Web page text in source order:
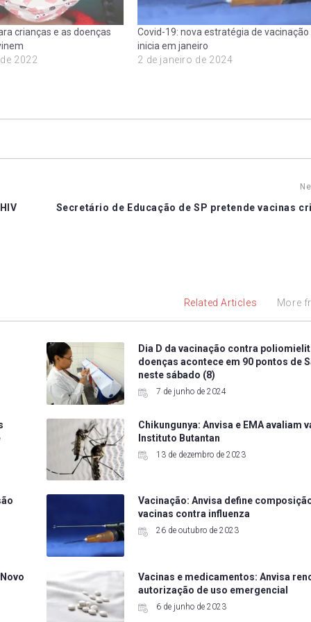
crianças e as doenças
2022
Covid-19: nova estratégia de vacinação
inicia em janeiro
2 de janeiro de 2024
Secretário de Educação de SP pretende vacinas
Related Articles More
Dia D da vacinação contra
doenças acontece em 90 pontos de
neste sábado (8)
7 de junho de 2024
Chikungunya: Anvisa e EMA avaliam
Instituto Butantan
13 de dezembro de 2023
Vacinação: Anvisa define
vacinas contra influenza
26 de outubro de 2023
Vacinas e medicamentos: Anvisa
autorização de uso emergencial
6 de junho de 2023